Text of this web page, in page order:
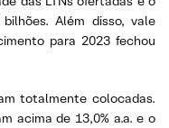
Além disso, vale
para 2023 fechou
totalmente colocadas.
acima de 13,0% a.a. e o